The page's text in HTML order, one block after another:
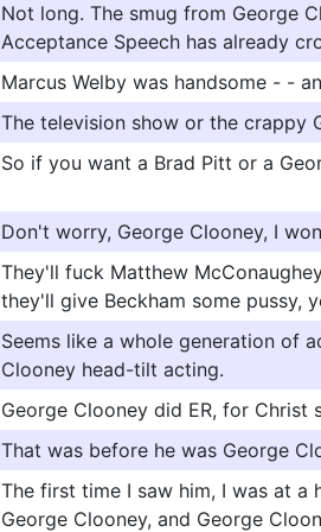
Not long. The smug from George
Acceptance Speech has already
Marcus Welby was handsome - -
The television show or the crappy
So if you want a Brad Pitt or a
Don't worry, George Clooney, I
They'll fuck Matthew
they'll give Beckham some pussy,
Seems like a whole generation of
Clooney head-tilt acting.
George Clooney did ER, for Christ
That was before he was George
The first time I saw him, I was at
George Clooney, and George